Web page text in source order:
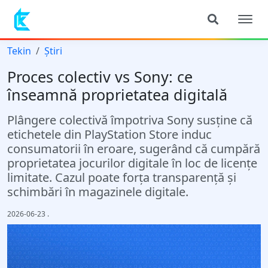
Tekin Știri
Proces colectiv vs Sony: ce
înseamnă proprietatea digitală
Plângere colectivă împotriva Sony susține că
etichetele din PlayStation Store induc
consumatorii în eroare, sugerând că cumpără
proprietatea jocurilor digitale în loc de licențe
limitate. Cazul poate forța transparență și
schimbări în magazinele digitale.
2026-06-23 .